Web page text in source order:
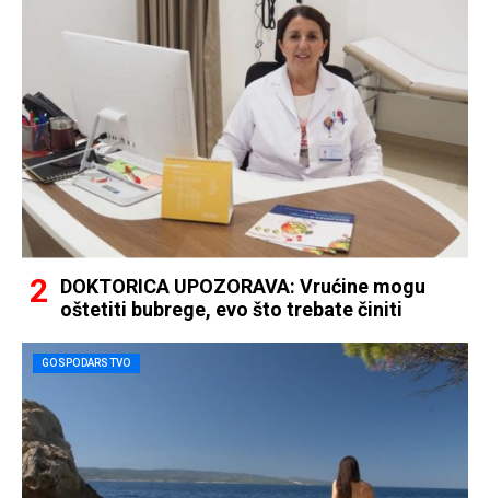
DOKTORICA UPOZORAVA: Vrućine mogu
oštetiti bubrege, evo što trebate činiti
GOSPODARSTVO